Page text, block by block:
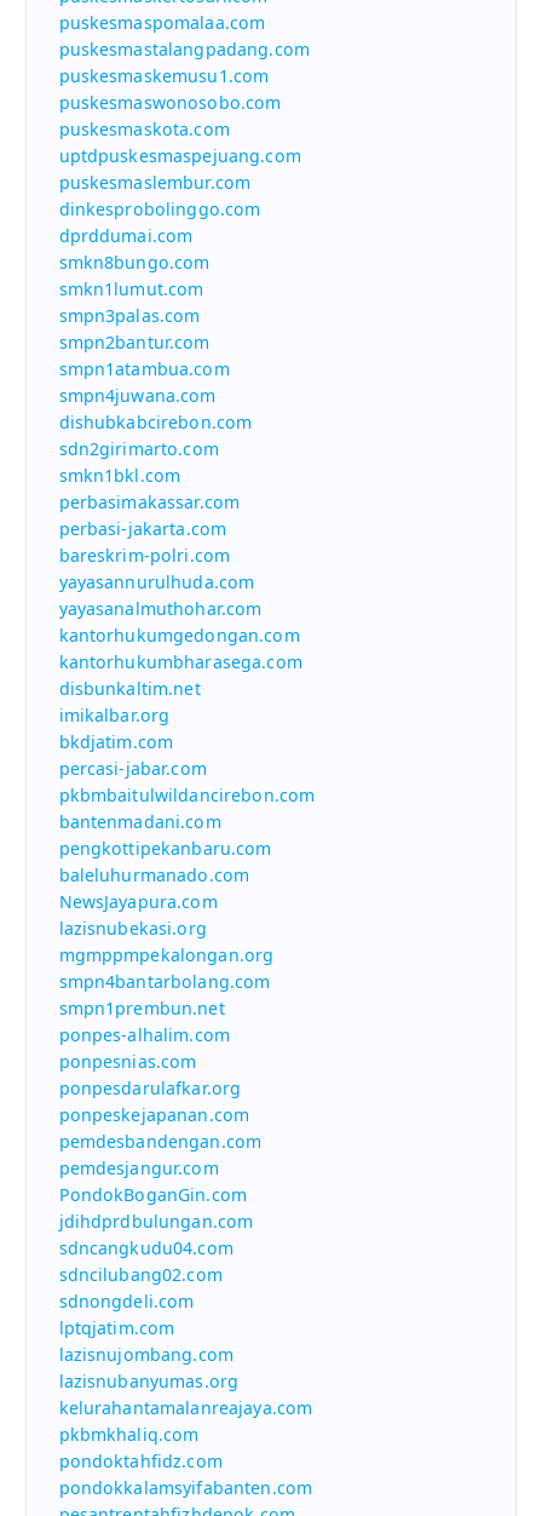
puskesmaspomalaa.com
puskesmastalangpadang.com
puskesmaskemusu1.com
puskesmaswonosobo.com
puskesmaskota.com
uptdpuskesmaspejuang.com
puskesmaslembur.com
dinkesprobolinggo.com
dprddumai.com
smkn8bungo.com
smkn1lumut.com
smpn3palas.com
smpn2bantur.com
smpn1atambua.com
smpn4juwana.com
dishubkabcirebon.com
sdn2girimarto.com
smkn1bkl.com
perbasimakassar.com
perbasi-jakarta.com
bareskrim-polri.com
yayasannurulhuda.com
yayasanalmuthohar.com
kantorhukumgedongan.com
kantorhukumbharasega.com
disbunkaltim.net
imikalbar.org
bkdjatim.com
percasi-jabar.com
pkbmbaitulwildancirebon.com
bantenmadani.com
pengkottipekanbaru.com
baleluhurmanado.com
NewsJayapura.com
lazisnubekasi.org
mgmppmpekalongan.org
smpn4bantarbolang.com
smpn1prembun.net
ponpes-alhalim.com
ponpesnias.com
ponpesdarulafkar.org
ponpeskejapanan.com
pemdesbandengan.com
pemdesjangur.com
PondokBoganGin.com
jdihdprdbulungan.com
sdncangkudu04.com
sdncilubang02.com
sdnongdeli.com
lptqjatim.com
lazisnujombang.com
lazisnubanyumas.org
kelurahantamalanreajaya.com
pkbmkhaliq.com
pondoktahfidz.com
pondokkalamsyifabanten.com